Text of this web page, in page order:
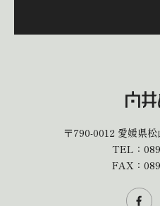
〒790-0012 愛媛県
TEL：
FAX：